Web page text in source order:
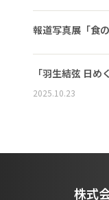
報道写真展「食
「羽生結弦 日
2025.10.23
株式